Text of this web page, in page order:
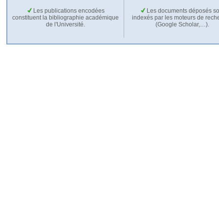
Les publications encodées
constituent la bibliographie académique
de l'Université.
Les documents déposés
indexés par les moteurs de
(Google Scholar,…).